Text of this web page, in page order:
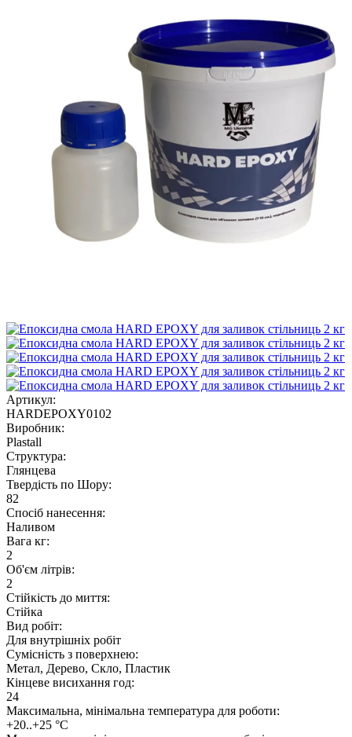
Артикул:
HARDEPOXY0102
Виробник:
Plastall
Структура:
Глянцева
Твердість по Шору:
82
Спосіб нанесення:
Наливом
Вага кг:
2
Об'єм літрів:
2
Стійкість до миття:
Стійка
Вид робіт:
Для внутрішніх робіт
Сумісність з поверхнею:
Метал, Дерево, Скло, Пластик
Кінцеве висихання год:
24
Максимальна, мінімальна температура для роботи:
+20..+25 °C